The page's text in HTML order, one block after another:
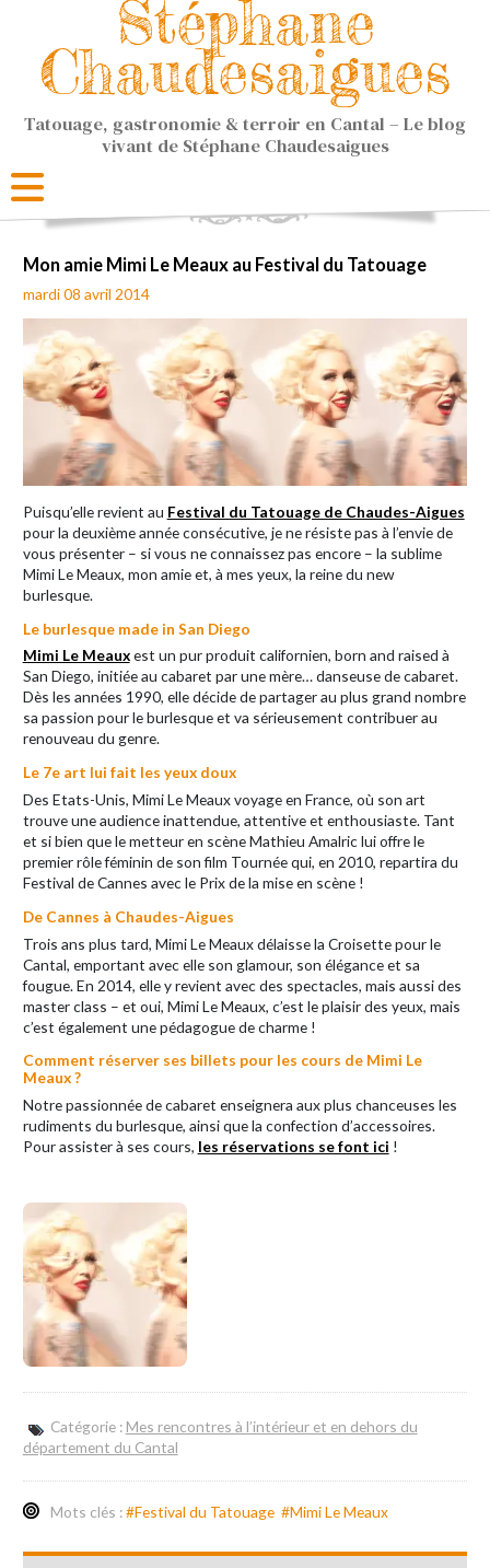
Stéphane
Chaudesaigues
Tatouage, gastronomie & terroir en Cantal – Le blog
vivant de Stéphane Chaudesaigues
Mon amie Mimi Le Meaux au Festival du Tatouage
mardi 08 avril 2014
Puisqu’elle revient au Festival du Tatouage de Chaudes-Aigues
pour la deuxième année consécutive, je ne résiste pas à l’envie de
vous présenter – si vous ne connaissez pas encore – la sublime
Mimi Le Meaux, mon amie et, à mes yeux, la reine du new
burlesque.
Le burlesque made in San Diego
Mimi Le Meauxest un pur produit californien, born and raised à
San Diego, initiée au cabaret par une mère… danseuse de cabaret.
Dès les années 1990, elle décide de partager au plus grand nombre
sa passion pour le burlesque et va sérieusement contribuer au
renouveau du genre.
Le 7e art lui fait les yeux doux
Des Etats-Unis, Mimi Le Meaux voyage en France, où son art
trouve une audience inattendue, attentive et enthousiaste. Tant
et si bien que le metteur en scène Mathieu Amalric lui offre le
premier rôle féminin de son film Tournée qui, en 2010, repartira du
Festival de Cannes avec le Prix de la mise en scène !
De Cannes à Chaudes-Aigues
Trois ans plus tard, Mimi Le Meaux délaisse la Croisette pour le
Cantal, emportant avec elle son glamour, son élégance et sa
fougue. En 2014, elle y revient avec des spectacles, mais aussi des
master class – et oui, Mimi Le Meaux, c’est le plaisir des yeux, mais
c’est également une pédagogue de charme !
Comment réserver ses billets pour les cours de Mimi Le
Meaux ?
Notre passionnée de cabaret enseignera aux plus chanceuses les
rudiments du burlesque, ainsi que la confection d’accessoires.
Pour assister à ses cours, les réservations se font ici !
Catégorie : Mes rencontres à l’intérieur et en dehors du
département du Cantal
Mots clés :#Festival du Tatouage #Mimi Le Meaux